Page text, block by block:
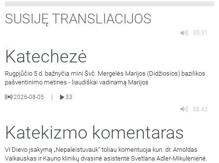
SUSIJĘ TRANSLIACIJOS
35:31
Katechezė
Rugpjūčio 5 d. bažnyčia mini Švč. Mergelės Marijos (Didžiosios) bazilikos
pašventinimo metines - liaudiškai vadinamą Marijos
2026-08-05
33
38:43
Katekizmo komentaras
VI Dievo įsakymą „Nepaleistuvauk“ toliau komentuoja kun. dr. Arnoldas
Valkauskas ir Kauno klinikų dvasinė asistentė Svetlana Adler-Mikulėnienė.